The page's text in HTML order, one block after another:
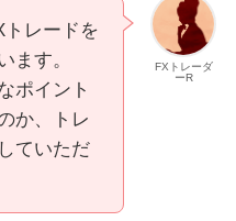
FXトレーダ
ーR
トレードを
ます。
ポイント
か、トレ
ていただ